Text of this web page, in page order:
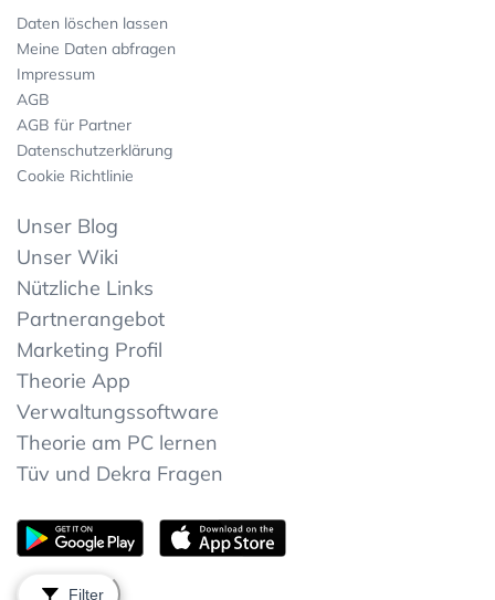
Filter
Daten löschen lassen
Meine Daten abfragen
Impressum
AGB
AGB für Partner
Datenschutzerklärung
Cookie Richtlinie
Unser Blog
Unser Wiki
Nützliche Links
Partnerangebot
Marketing Profil
Theorie App
Verwaltungssoftware
Theorie am PC lernen
Tüv und Dekra Fragen